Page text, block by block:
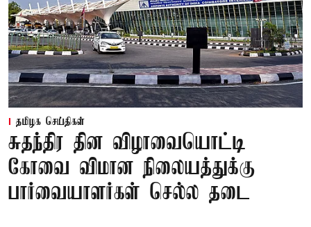
தமிழக செய்திகள்
சுதந்திர தின விழாவையொட்டி
கோவை விமான நிலையத்துக்கு
பார்வையாளர்கள் செல்ல தடை